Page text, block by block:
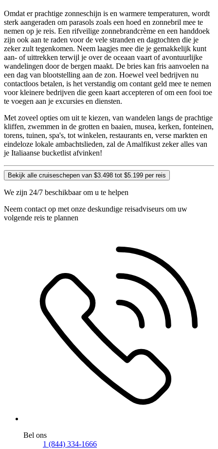
Omdat er prachtige zonneschijn is en warmere temperaturen, wordt
sterk aangeraden om parasols zoals een hoed en zonnebril mee te
nemen op je reis. Een rifveilige zonnebrandcrème en een handdoek
zijn ook aan te raden voor de vele stranden en dagtochten die je
zeker zult tegenkomen. Neem laagjes mee die je gemakkelijk kunt
aan- of uittrekken terwijl je over de oceaan vaart of avontuurlijke
wandelingen door de bergen maakt. De bries kan fris aanvoelen na
een dag van blootstelling aan de zon. Hoewel veel bedrijven nu
contactloos betalen, is het verstandig om contant geld mee te nemen
voor kleinere bedrijven die geen kaart accepteren of om een fooi toe
te voegen aan je excursies en diensten.
Met zoveel opties om uit te kiezen, van wandelen langs de prachtige
kliffen, zwemmen in de grotten en baaien, musea, kerken, fonteinen,
torens, tuinen, spa's, tot winkelen, restaurants en, verse markten en
eindeloze lokale ambachtslieden, zal de Amalfikust zeker alles van
je Italiaanse bucketlist afvinken!
Bekijk alle cruiseschepen van $3.498 tot $5.199 per reis
We zijn 24/7 beschikbaar om u te helpen
Neem contact op met onze deskundige reisadviseurs om uw
volgende reis te plannen
Bel ons
1 (844) 334-1666